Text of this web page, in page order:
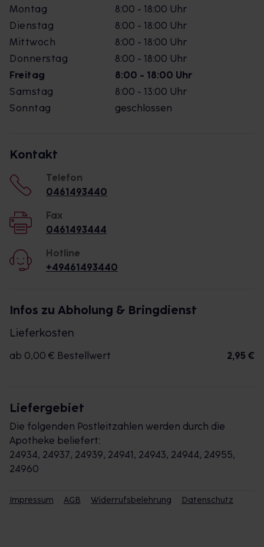
Montag
8:00 - 18:00 Uhr
Dienstag
8:00 - 18:00 Uhr
Mittwoch
8:00 - 18:00 Uhr
Donnerstag
8:00 - 18:00 Uhr
Freitag
8:00 - 18:00 Uhr
Samstag
8:00 - 13:00 Uhr
Sonntag
geschlossen
Kontakt
Telefon
0461493440
Fax
0461493444
Hotline
+49461493440
Infos zu Abholung & Bringdienst
Lieferkosten
ab 0,00 € Bestellwert 2,95 €
Liefergebiet
Die folgenden Postleitzahlen werden durch die
Apotheke beliefert:
24934, 24937, 24939, 24941, 24943, 24944, 24955,
24960
Impressum AGB Widerrufsbelehrung Datenschutz